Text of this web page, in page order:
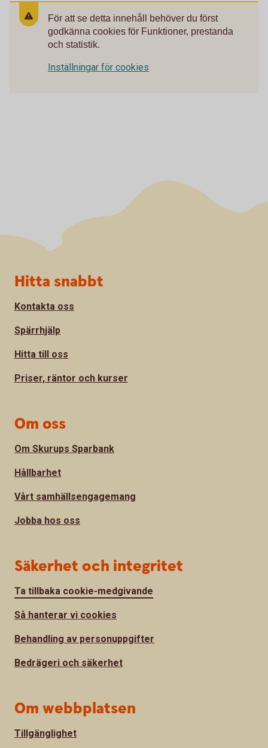
För att se detta innehåll behöver du först
godkänna cookies för Funktioner, prestanda
och statistik.
Inställningar för cookies
Sidfot
Hitta snabbt
Kontakta oss
Spärrhjälp
Hitta till oss
Priser, räntor och kurser
Om oss
Om Skurups Sparbank
Hållbarhet
Vårt samhällsengagemang
Jobba hos oss
Säkerhet och integritet
Ta tillbaka cookie-medgivande
Så hanterar vi cookies
Behandling av personuppgifter
Bedrägeri och säkerhet
Om webbplatsen
Tillgänglighet